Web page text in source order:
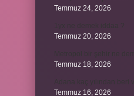
Temmuz 24, 2026
Temmuz 20, 2026
Temmuz 18, 2026
Temmuz 16, 2026